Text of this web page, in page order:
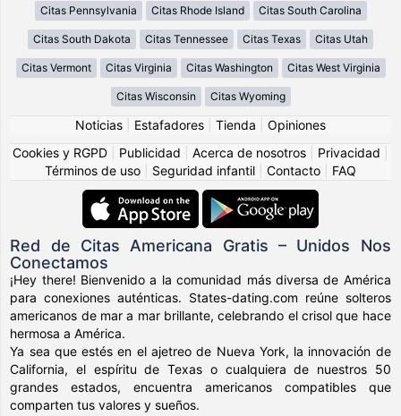
Citas Pennsylvania Citas Rhode Island Citas South Carolina
Citas South Dakota Citas Tennessee Citas Texas Citas Utah
Citas Vermont Citas Virginia Citas Washington Citas West Virginia
Citas Wisconsin Citas Wyoming
Noticias Estafadores Tienda
Opiniones
Cookies y RGPD
Publicidad Acerca de nosotros Privacidad
Términos de uso
Seguridad infantil Contacto FAQ
Red de Citas Americana Gratis – Unidos Nos
Conectamos
¡Hey there! Bienvenido a la comunidad más diversa de América
para conexiones auténticas. States-dating.com reúne solteros
americanos de mar a mar brillante, celebrando el crisol que hace
hermosa a América.
Ya sea que estés en el ajetreo de Nueva York, la innovación de
California, el espíritu de Texas o cualquiera de nuestros 50
grandes estados, encuentra americanos compatibles que
comparten tus valores y sueños.